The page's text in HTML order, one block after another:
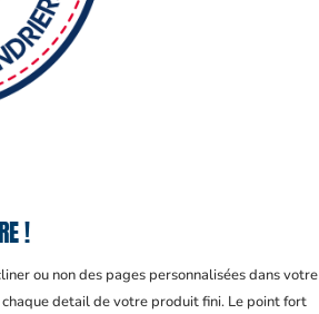
!
ou non des pages personnalisées dans votre
chaque detail de votre produit fini. Le point fort